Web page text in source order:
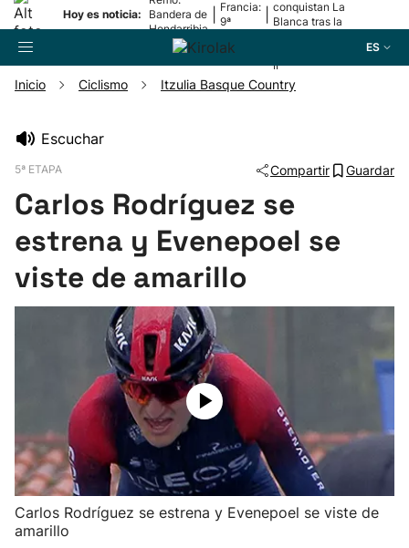
Hoy es noticia:
Bandera de
Hondarribia
Francia:
9ª
conquistan La
Blanca tras la
II
ES
Pelota
Remo
Herri-kirolak
Balonmano
Kirolak 360
Inicio Ciclismo Itzulia Basque Country
Escuchar
5ª ETAPA Compartir Guardar
Carlos Rodríguez se
estrena y Evenepoel se
viste de amarillo
Carlos Rodríguez se estrena y Evenepoel se viste de
amarillo